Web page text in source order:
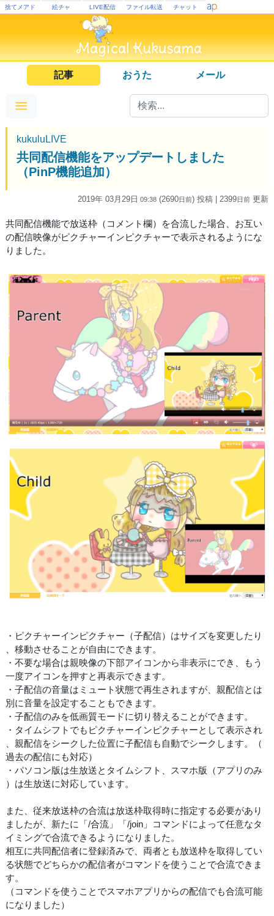
捨てメアド 絵チャ LIVE配信 ファイル転送 チャット
記事 おうた メール
kukuluLIVE
共同配信機能をアップデートしました
（PinP機能追加）
2019年 03月29日 09:38 (2690日前) 投稿 | 2399日前 更新
共同配信機能で放送枠（コメント欄）を合流した場合、お互い
の配信映像がピクチャーインピクチャーで表示されるようにな
りました。
・ピクチャーインピクチャー（子配信）はサイズを変更したり
、移動させることが自由にできます。
・不要な場合は親映像の下部アイコンから非表示にでき、もう
一度アイコンを押すと再表示できます。
・子配信の音量はミュート状態で再生されますが、親配信とは
別に音量を設定することもできます。
・子配信のみを低画質モードに切り替えることができます。
・タイムシフトでもピクチャーインピクチャーとして表示され
、親配信をシークした位置に子配信も自動でシークします。（
過去の配信にも対応）
・パソコン版は生放送とタイムシフト、スマホ版（アプリのみ
）は生放送に対応しています。
また、従来放送枠の合流は放送枠取得時に指定する必要があり
ましたが、新たに「/合流」「/join」コマンドによって任意なタ
イミングで合流できるようになりました。
相互に共同配信者に登録済みで、両者とも放送枠を取得してい
る状態でどちらかの配信者がコマンドを使うことで合流できま
す。
（コマンドを使うことでスマホアプリからの配信でも合流可能
になりました）